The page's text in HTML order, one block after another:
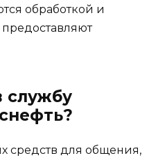
обработкой и
службу
средств для общения,